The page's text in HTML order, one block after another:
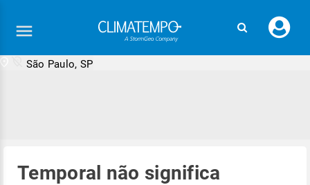
seu
São Paulo, SP
Temporal não significa